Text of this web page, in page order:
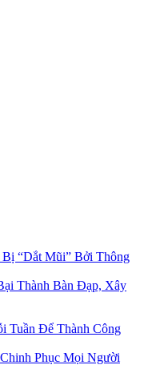
“Dắt Mũi” Bởi Thông
Thành Bàn Đạp, Xây
Tuần Để Thành Công
Phục Mọi Người